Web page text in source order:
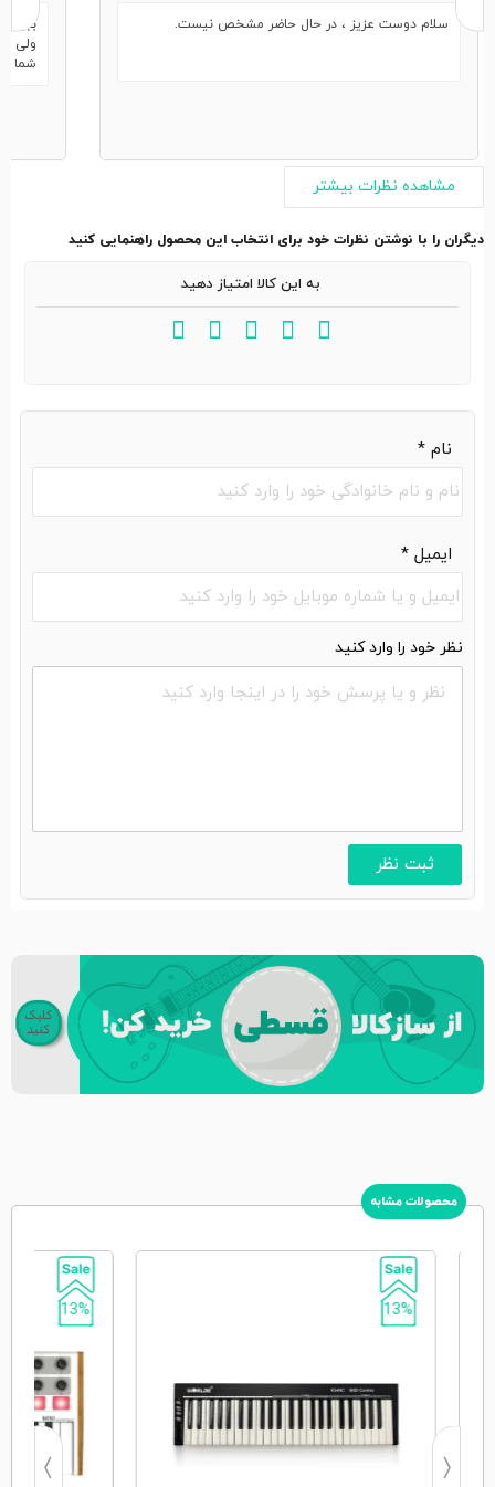
سلام دوست عزیز ، در حال حاضر مشخص نیست.
ولی
شما
مشاهده نظرات بیشتر
دیگران را با نوشتن نظرات خود برای انتخاب این محصول راهنمایی کنید
نام *
ایمیل *
به این کالا امتیاز دهید
محصولات مشابه
13%
13%